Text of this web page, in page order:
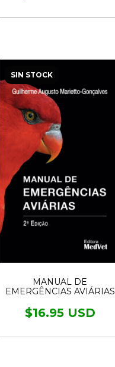
SIN STOCK
MANUAL DE
EMERGÊNCIAS AVIÁRIAS
$16.95 USD